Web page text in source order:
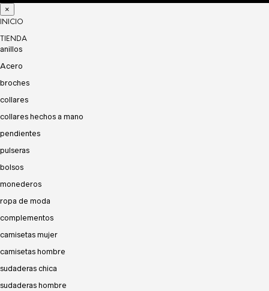
×
INICIO
TIENDA
anillos
Acero
broches
collares
collares hechos a mano
pendientes
pulseras
bolsos
monederos
ropa de moda
complementos
camisetas mujer
camisetas hombre
sudaderas chica
sudaderas hombre